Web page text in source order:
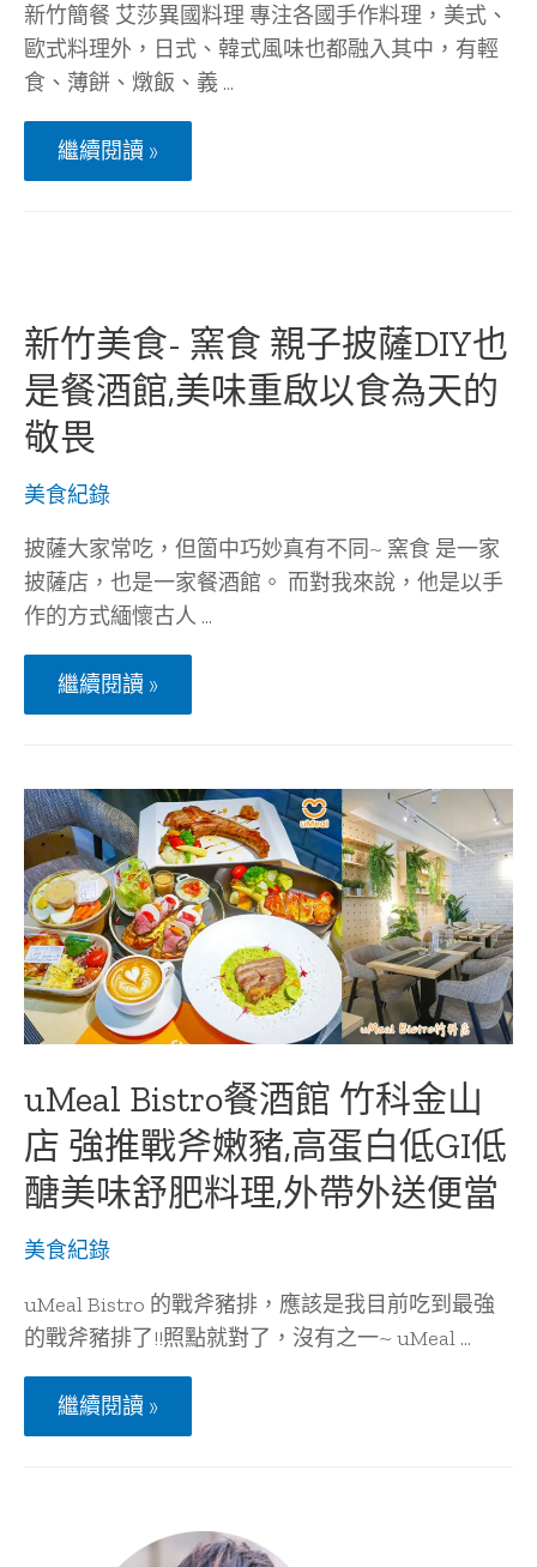
還
有
港
式
餐
點
任
君
挑
新竹簡餐 艾莎異國料理 專注各國手作料理，美式、
歐式料理外，日式、韓式風味也都融入其中，有輕
食、薄餅、燉飯、義 …
新
竹
簡
料
理
|
玻
璃
屋、
爐、
歐
式
鄉
村
風，
好
每
天
節
繼續閱讀 »
新竹美食- 窯食 親子披薩DIY也
是餐酒館,美味重啟以食為天的
敬畏
美食紀錄
披薩大家常吃，但箇中巧妙真有不同~ 窯食 是一家
披薩店，也是一家餐酒館。 而對我來說，他是以手
作的方式緬懷古人 …
新
竹
美
食
親
子
披
薩
DIY
也
是
餐
酒
館,
美
味
啟
以
食
為
天
的
敬
畏
繼續閱讀 »
uMeal Bistro餐酒館 竹科金山
店 強推戰斧嫩豬,高蛋白低GI低
醣美味舒肥料理,外帶外送便當
美食紀錄
uMeal Bistro 的戰斧豬排，應該是我目前吃到最強
的戰斧豬排了!!照點就對了，沒有之一~ uMeal …
uMeal
Bistro
餐
繼續閱讀 »